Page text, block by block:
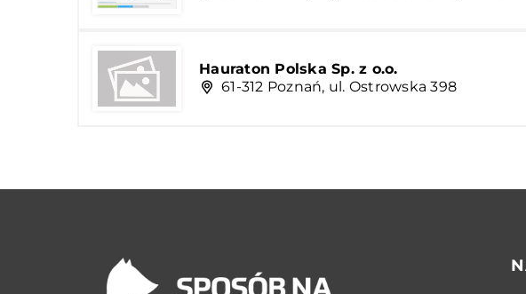
Hauraton Polska Sp. z o.o.
61-312 Poznań, ul. Ostrowska 398